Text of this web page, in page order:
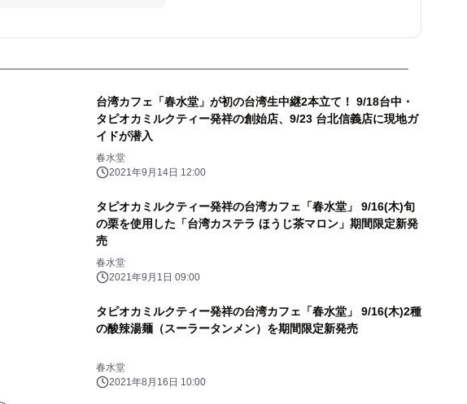
台湾カフェ「春水堂」が初の台湾生中継2本立て！ 9/18台中・
タピオカミルクティー発祥の創始店、9/23 台北信義店に現地ガ
イドが潜入
春水堂
2021年9月14日 12:00
タピオカミルクティー発祥の台湾カフェ「春水堂」 9/16(木)旬
の栗を使用した「台湾カステラ ほうじ茶マロン」期間限定新発
売
春水堂
2021年9月1日 09:00
タピオカミルクティー発祥の台湾カフェ「春水堂」 9/16(木)2種
の酸辣湯麺（スーラータンメン）を期間限定新発売
春水堂
2021年8月16日 10:00